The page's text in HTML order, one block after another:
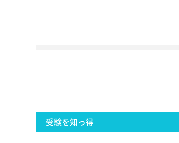
受験を知っ得